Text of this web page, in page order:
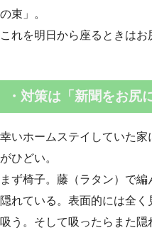
の束」。
これを明日から座るときはお
・ 対策は「新聞をお尻
幸いホームステイしていた
がひどい。
まず椅子。藤（ラタン）で
隠れている。表面的には全
吸う。そして吸ったらまた